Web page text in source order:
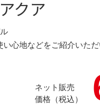
クア
心地などをご紹介いただ
ネット販売
価格（税込）